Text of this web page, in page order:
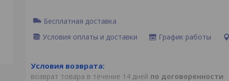
Бесплатная доставка
Условия оплаты и доставки
График работы
возврат товара в течение 14 дней по договоренности